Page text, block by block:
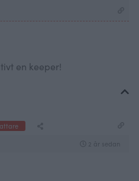
en keeper!
2 år sedan